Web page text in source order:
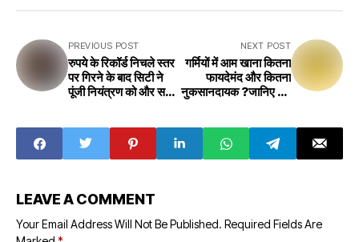
PREVIOUS POST
रुपये के रिकॉर्ड निचले स्तर
पर गिरने के बाद सिटी ने
पूंजी नियंत्रण को और सख्त
NEXT POST
गर्मियों में आम खाना कितना
फायदेमंद और कितना
नुकसानदायक ?जानिए पूरी
LEAVE A COMMENT
Your Email Address Will Not Be Published. Required Fields Are